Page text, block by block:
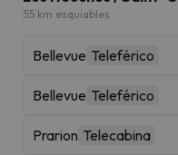
55 km esquiables
Bellevue Teleférico
Bellevue Teleférico
Prarion Telecabina